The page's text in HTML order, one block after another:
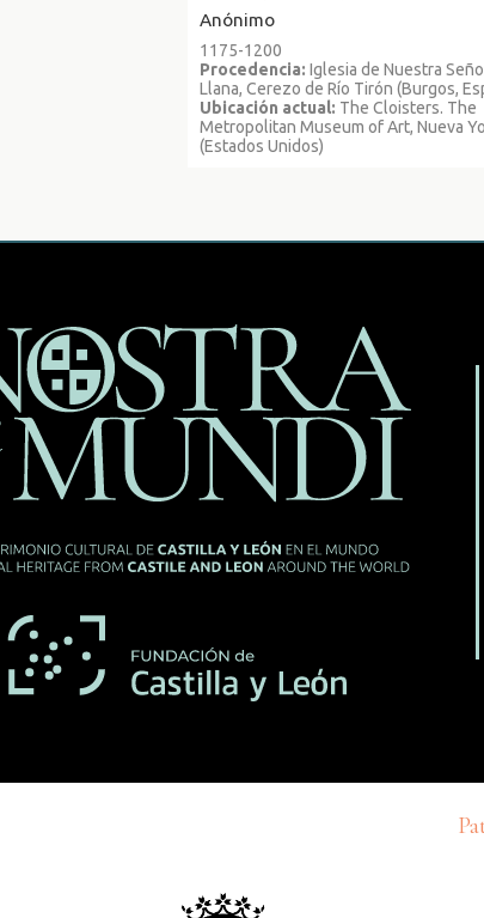
Anónimo
1175-1200
Procedencia: Iglesia de Nuestra
Llana, Cerezo de Río Tirón (Burgos,
Ubicación actual: The Cloisters. The
Metropolitan Museum of Art, Nueva
(Estados Unidos)